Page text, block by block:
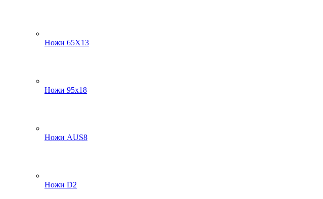
Ножи 65Х13
Ножи 95х18
Ножи AUS8
Ножи D2